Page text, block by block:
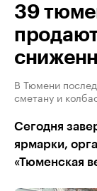
39
В Тюмени
сметану и
Сегодня
ярмарки,
«Тюменская